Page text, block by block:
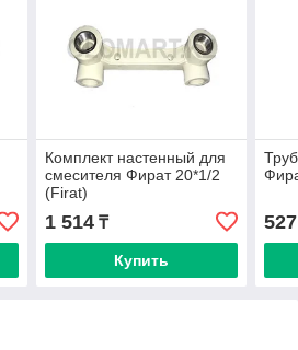
Комплект настенный для
смесителя Фират 20*1/2
(Firat)
1 514₸
Купить
527